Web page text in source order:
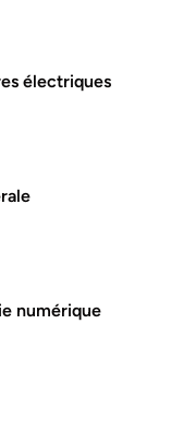
électriques
numérique